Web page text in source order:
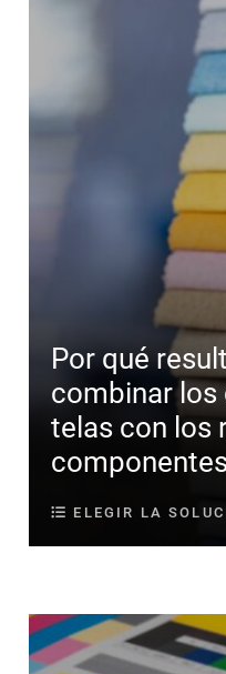
Por qué
combinar los
telas con los
ELEGIR LA